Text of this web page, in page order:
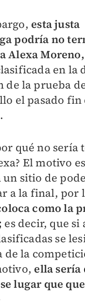
esta justa
podría no
Alexa Moreno,
en la
de la prueba
el pasado fin
qué no sería
El motivo
un sitio de
a la final, por
como la
es decir, que si
se
de la
ella sería
lugar que